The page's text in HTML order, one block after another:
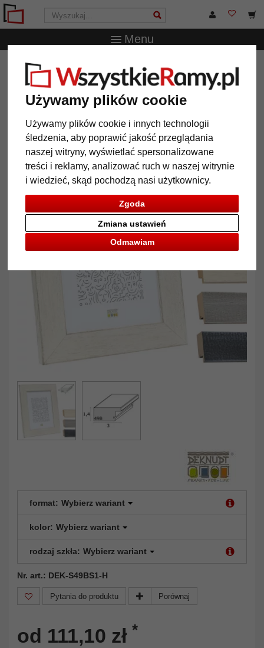
Używamy plików cookie
Używamy plików cookie i innych technologii
śledzenia, aby poprawić jakość przeglądania
naszej witryny, wyświetlać spersonalizowane
treści i reklamy, analizować ruch w naszej witrynie
i wiedzieć, skąd pochodzą nasi użytkownicy.
Zgoda
Odmawiam
Zmiana ustawień
Menu
WszystkieRamy.pl Wielkość ramy
20x20 cm
Drewniana rama do obrazu Malmedy
Drewniana rama do obrazu
Malmedy
format: Wybierz wariant
kolor: Wybierz wariant
rodzaj szkła: Wybierz wariant
Nr. art.: DEK-S49BS1-H
Pytania do produktu Porównaj
od 111,10 zł *